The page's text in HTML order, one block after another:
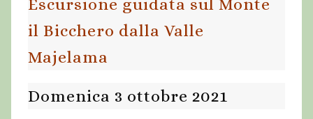
il Bicchero dalla Valle
Majelama
Domenica 3 ottobre 2021